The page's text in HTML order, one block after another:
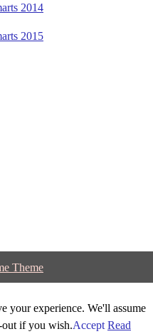
2014
2015
Theme
your experience. We'll assume
if you wish.Accept Read